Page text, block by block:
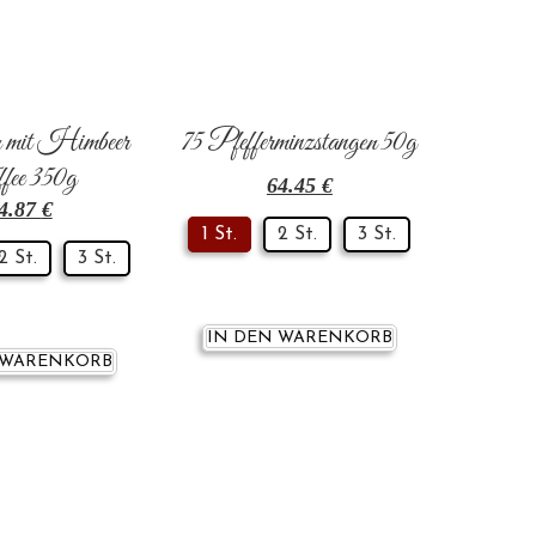
Himbeer
350g
€
St. 3 St.
75 Pfefferminzstangen 50g
64.45 €
1 St. 2 St. 3 St.
IN DEN WARENKORB